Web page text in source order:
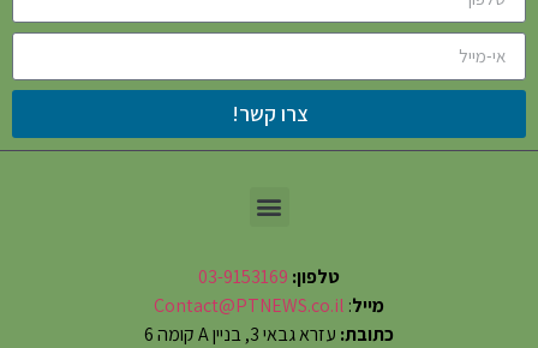
צרו קשר!
טלפון: 03-9153169
מייל:
Contact@PTNEWS.co.il
כתובת: עזרא גבאי 3, בניין A קומה 6